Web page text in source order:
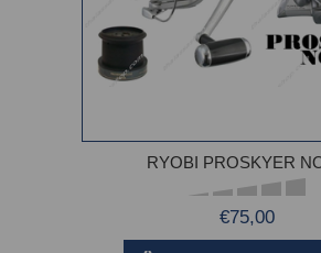
RYOBI PROSKYER
€75,00